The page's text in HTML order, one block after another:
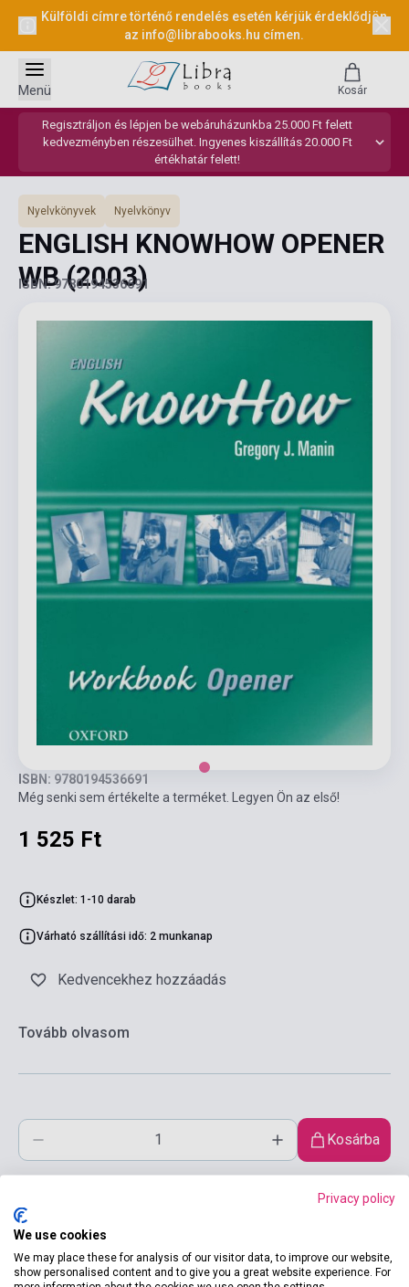
Külföldi címre történő rendelés esetén kérjük érdeklődjön
az info@librabooks.hu címen.
Regisztráljon és lépjen be webáruházunkba 25.000 Ft felett
kedvezményben részesülhet. Ingyenes kiszállítás 20.000 Ft
értékhatár felett!
Menü Kosár
Nyelvkönyvek Nyelvkönyv
ENGLISH KNOWHOW OPENER
WB(2003)
ISBN: 9780194536691
ISBN: 9780194536691
Még senki sem értékelte a terméket. Legyen Ön az első!
1 525 Ft
Készlet: 1-10 darab
Várható szállítási idő: 2 munkanap
Kedvencekhez hozzáadás
Tovább olvasom
Kosárba
Privacy policy
We use cookies
We may place these for analysis of our visitor data, to improve our website,
show personalised content and to give you a great website experience. For